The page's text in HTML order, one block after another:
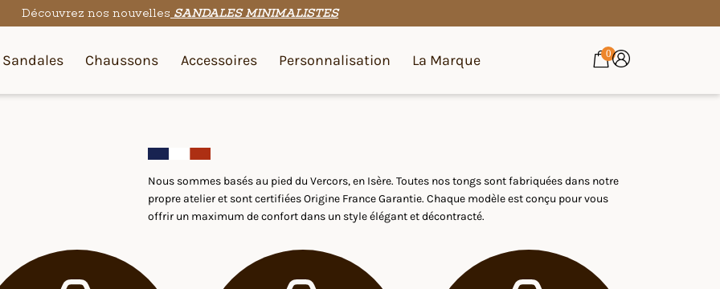
Découvrez nos nouvelles SANDALES MINIMALISTES
Sandales Chaussons Accessoires Personnalisation La Marque 0
Nous sommes basés au pied du Vercors, en Isère. Toutes nos tongs sont fabriquées dans notre
propre atelier et sont certifiées Origine France Garantie. Chaque modèle est conçu pour vous
offrir un maximum de confort dans un style élégant et décontracté.